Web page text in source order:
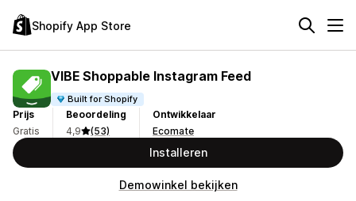
Shopify App Store
VIBE Shoppable Instagram Feed
Built for Shopify
Prijs
Gratis
Beoordeling
4,9
(53)
Ontwikkelaar
Ecomate
Installeren
Demowinkel bekijken